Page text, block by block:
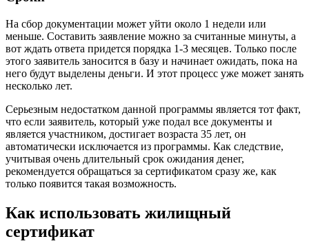
На сбор документации может уйти около 1 недели или
меньше. Составить заявление можно за считанные минуты, а
вот ждать ответа придется порядка 1-3 месяцев. Только после
этого заявитель заносится в базу и начинает ожидать, пока на
него будут выделены деньги. И этот процесс уже может занять
несколько лет.
Серьезным недостатком данной программы является тот факт,
что если заявитель, который уже подал все документы и
является участником, достигает возраста 35 лет, он
автоматически исключается из программы. Как следствие,
учитывая очень длительный срок ожидания денег,
рекомендуется обращаться за сертификатом сразу же, как
только появится такая возможность.
Как использовать жилищный
сертификат